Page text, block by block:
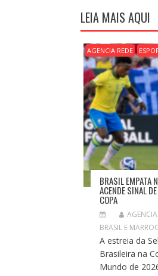
G
A
Ç
Ã
O
D
E
P
O
S
T
LEIA MAIS AQUI
AGENCIA REDE
BRASIL EMPATA
ACENDE SINAL
COPA
AGENCIA
BRASIL E
A estreia da
Brasileira na
Mundo de